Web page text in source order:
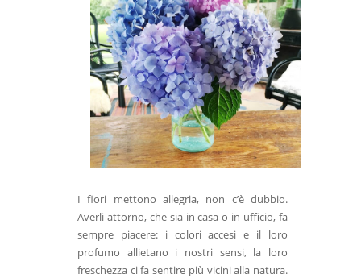
I fiori mettono allegria, non c’è dubbio.
Averli attorno, che sia in casa o in ufficio, fa
sempre piacere: i colori accesi e il loro
profumo allietano i nostri sensi, la loro
freschezza ci fa sentire più vicini alla natura.